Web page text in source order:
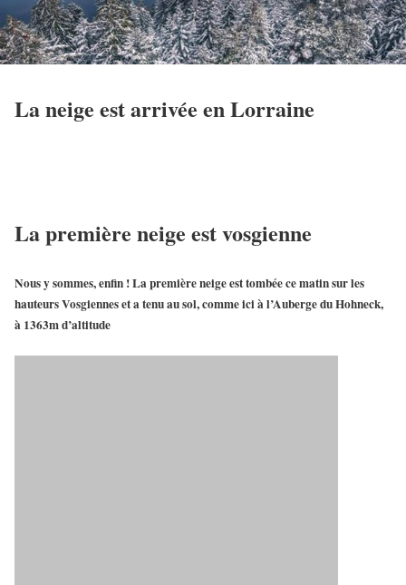
La neige est arrivée en Lorraine
La première neige est vosgienne
Nous y sommes, enfin ! La première neige est tombée ce matin sur les
hauteurs Vosgiennes et a tenu au sol, comme ici à l’Auberge du Hohneck,
à 1363m d’altitude